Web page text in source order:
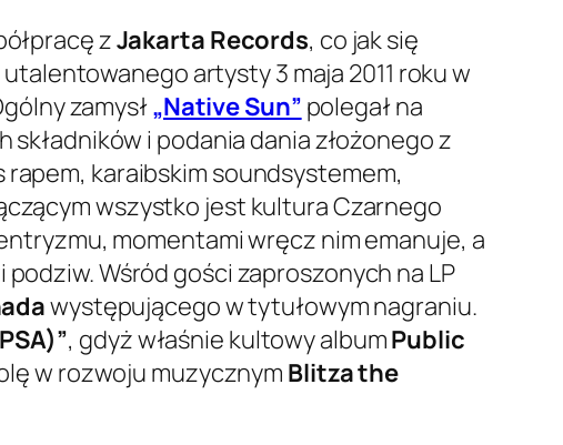
zJakarta Records, co jak się
artysty 3 maja 2011 roku w
zamysł„Native Sun” polegał na
i podania dania złożonego z
karaibskim soundsystemem,
wszystko jest kultura Czarnego
momentami wręcz nim emanuje, a
Wśród gości zaproszonych na LP
występującego w tytułowym nagraniu.
, gdyż właśnie kultowy albumPublic
w rozwoju muzycznym Blitza the